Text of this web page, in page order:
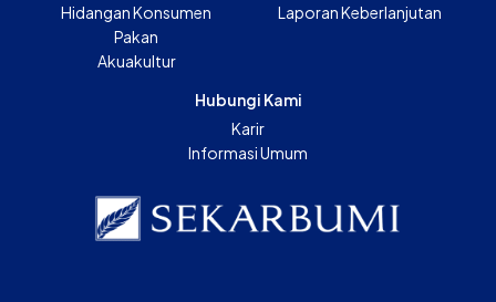
Hidangan Konsumen
Pakan
Akuakultur
Laporan Keberlanjutan
Hubungi Kami
Karir
Informasi Umum